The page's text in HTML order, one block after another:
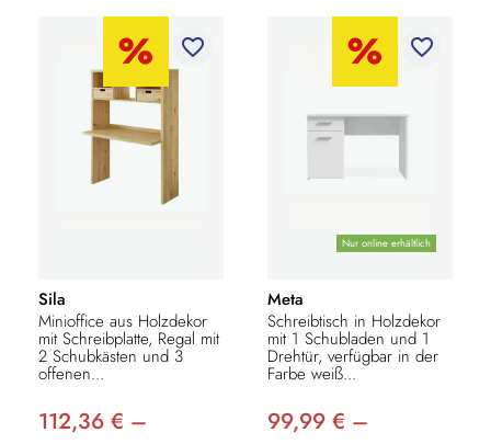
favorite_border
Sila
Minioffice aus Holzdekor
mit Schreibplatte, Regal mit
2 Schubkästen und 3
offenen...
112,36 € –
Nur online erhältlich
favorite_border
Meta
Schreibtisch in Holzdekor
mit 1 Schubladen und 1
Drehtür, verfügbar in der
Farbe weiß...
99,99 € –